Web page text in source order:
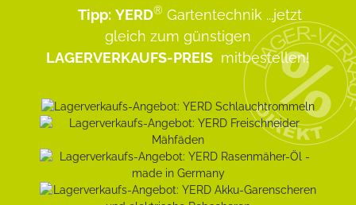
Tipp: YERD® Gartentechnik ...jetzt
gleich zum günstigen
LAGERVERKAUFS-PREIS mitbestellen!